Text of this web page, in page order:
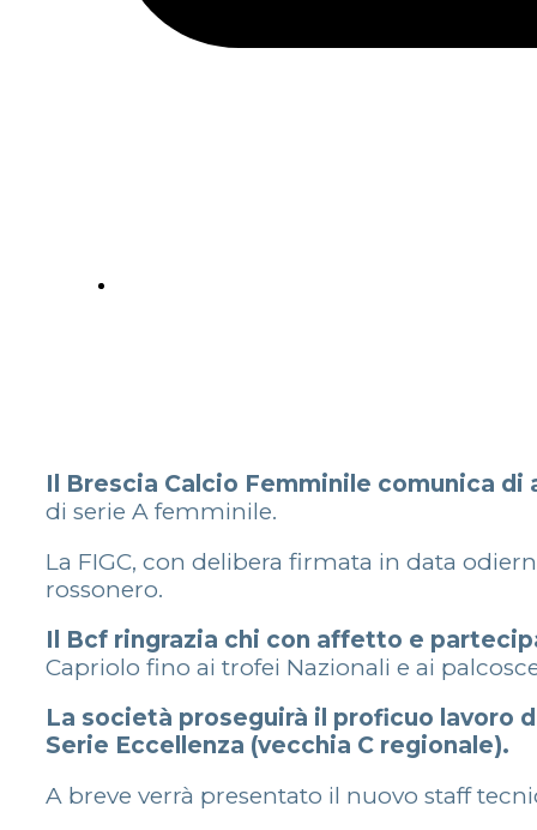
Il Brescia Calcio Femminile comunica
di serie A femminile.
La FIGC, con delibera firmata in data
rossonero.
Il Bcf ringrazia chi con affetto e
Capriolo fino ai trofei Nazionali e ai
La società proseguirà il proficuo lavoro
Serie Eccellenza (vecchia C regionale).
A breve verrà presentato il nuovo staff